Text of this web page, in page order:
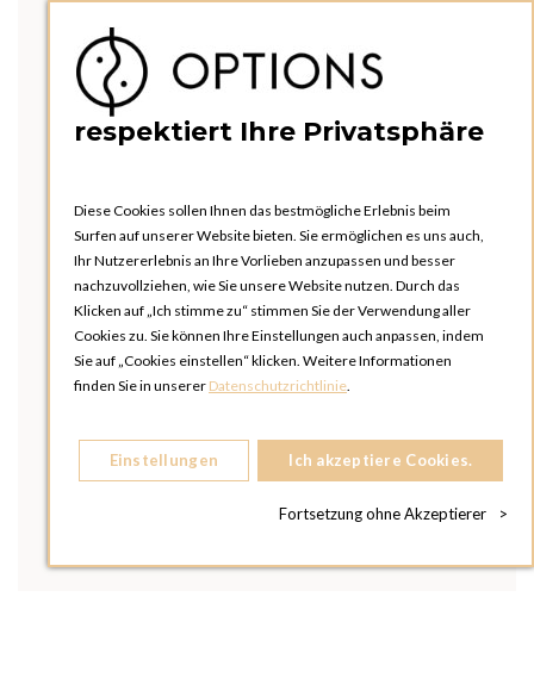
respektiert Ihre Privatsphäre
Diese Cookies sollen Ihnen das bestmögliche Erlebnis beim
Surfen auf unserer Website bieten. Sie ermöglichen es uns auch,
Ihr Nutzererlebnis an Ihre Vorlieben anzupassen und besser
nachzuvollziehen, wie Sie unsere Website nutzen. Durch das
Klicken auf „Ich stimme zu“ stimmen Sie der Verwendung aller
Cookies zu. Sie können Ihre Einstellungen auch anpassen, indem
Sie auf „Cookies einstellen“ klicken. Weitere Informationen
finden Sie in unserer Datenschutzrichtlinie.
Einstellungen Ich akzeptiere Cookies.
Fortsetzung ohne Akzeptierer >